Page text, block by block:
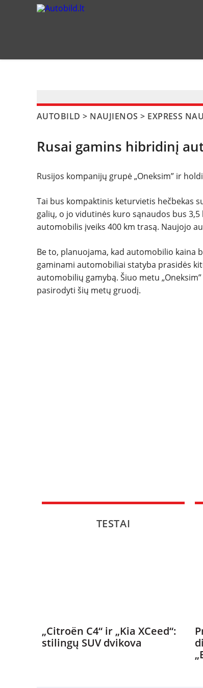
AUTOBILD > NAUJIENOS > EXPRESS
Rusai gamins hibridinį
Rusijos kompanijų grupė „Oneksim” ir
Tai bus kompaktinis keturvietis hečbekas
galių, o jo vidutinės kuro sąnaudos bus
automobilis įveiks 400 km trasą. Naujojo
Be to, planuojama, kad automobilio kaina
gaminami automobiliai statyba prasidės
automobilių gamybą. Šiuo metu
pasirodyti šių metų gruodį.
TESTAI
„Citroën C4“ ir „Kia XCeed“:
stilingų SUV dvikova